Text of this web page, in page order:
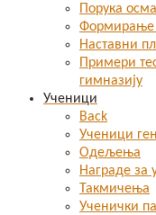
Порука
Наставни
Примери
гимназију
Ученици
Back
Ученици
Одељења
Награде за
Такмичења
Ученички